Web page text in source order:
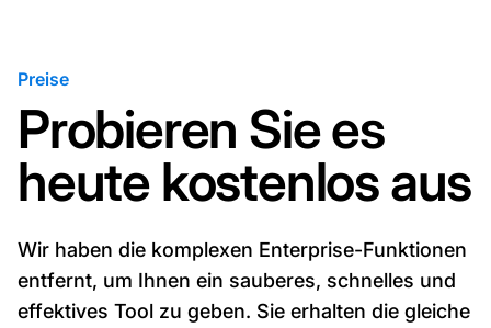
Preise
Probieren Sie es
heute kostenlos aus
Wir haben die komplexen Enterprise-Funktionen
entfernt, um Ihnen ein sauberes, schnelles und
effektives Tool zu geben. Sie erhalten die gleiche